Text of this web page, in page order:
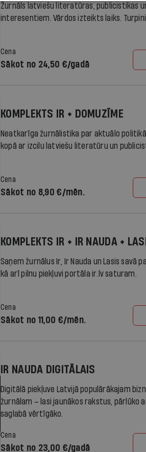
Žurnāls latviešu literatūras, publicistikas
interesentiem. Vārdos izteikts laiks.
Cena
Sākot no 24,50 €/gadā
KOMPLEKTS IR + DOMUZĪME
Neatkarīga žurnālistika par aktuālo
kopā ar izcilu latviešu literatūru un
Cena
Sākot no 8,90 €/mēn.
KOMPLEKTS IR + IR NAUDA +
Saņem žurnālus Ir, Ir Nauda un Lasis savā
kā arī pilnu piekļuvi portāla ir.lv saturam.
Cena
Sākot no 11,00 €/mēn.
IR NAUDA DIGITĀLAIS
Digitālā piekļuve Latvijā populārākajam
žurnālam – lasi jaunākos rakstus, pārlūko
saglabā vērtīgāko.
Cena
Sākot no 23,00 €/gadā